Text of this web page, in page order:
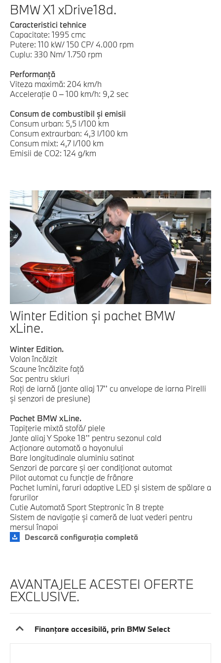
BMW X1 xDrive18d.
Caracteristici tehnice
Capacitate: 1995 cmc
Putere: 110 kW/ 150 CP/ 4.000 rpm
Cuplu: 330 Nm/ 1.750 rpm
Performanţă
Viteza maximă: 204 km/h
Acceleraţie 0 – 100 km/h: 9,2 sec
Consum de combustibil şi emisii
Consum urban: 5,5 l/100 km
Consum extraurban: 4,3 l/100 km
Consum mixt: 4,7 l/100 km
Emisii de CO2: 124 g/km
Winter Edition şi pachet BMW
xLine.
Winter Edition.
Volan încălzit
Scaune încălzite faţă
Sac pentru skiuri
Roţi de iarnă (jante aliaj 17’’ cu anvelope de iarna Pirelli
şi senzori de presiune)
Pachet BMW xLine.
Tapiţerie mixtă stofă/ piele
Jante aliaj Y Spoke 18’’ pentru sezonul cald
Acţionare automată a hayonului
Bare longitudinale aluminiu satinat
Senzori de parcare şi aer condiţionat automat
Pilot automat cu funcţie de frânare
Pachet lumini, faruri adaptive LED şi sistem de spălare a
farurilor
Cutie Automată Sport Steptronic în 8 trepte
Sistem de navigaţie şi cameră de luat vederi pentru
mersul înapoi
Descarcă configuraţia completă
AVANTAJELE ACESTEI OFERTE
EXCLUSIVE.
Finanţare accesibilă, prin BMW Select